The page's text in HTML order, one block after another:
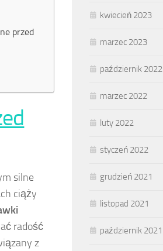
przed
silne
ciąży
radość
z
kwiecień 2023
marzec 2023
październik 2022
marzec 2022
luty 2022
styczeń 2022
grudzień 2021
listopad 2021
październik 2021